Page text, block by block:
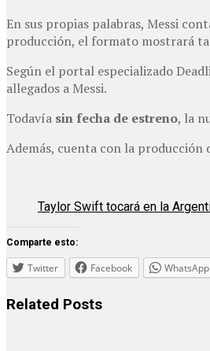
En sus propias palabras, Messi
producción, el formato mostrará
Según el portal especializado
allegados a Messi.
Todavía sin fecha de estreno, la
Además, cuenta con la producción
Taylor Swift tocará en la
Comparte esto:
Twitter Facebook WhatsApp
Related Posts